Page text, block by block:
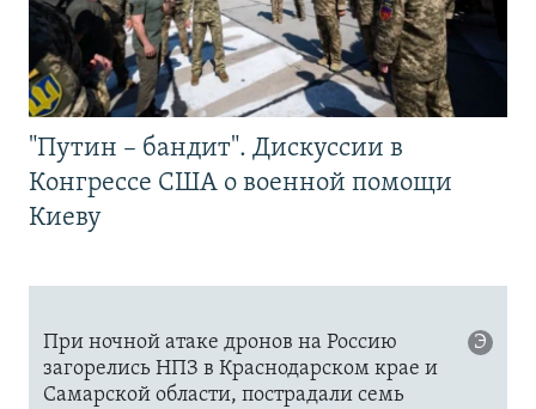
"Путин – бандит". Дискуссии в
Конгрессе США о военной помощи
Киеву